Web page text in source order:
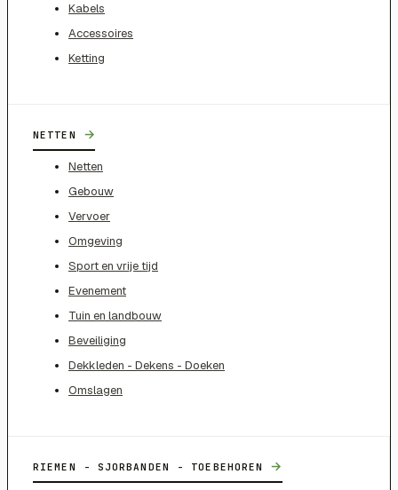
Kabels
Accessoires
Ketting
NETTEN →
Netten
Gebouw
Vervoer
Omgeving
Sport en vrije tijd
Evenement
Tuin en landbouw
Beveiliging
Dekkleden - Dekens - Doeken
Omslagen
RIEMEN - SJORBANDEN - TOEBEHOREN →